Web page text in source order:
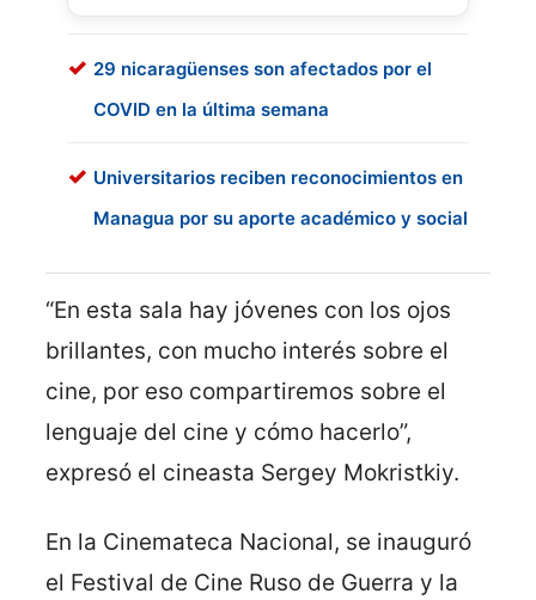
29 nicaragüenses son afectados por el
COVID en la última semana
Universitarios reciben reconocimientos en
Managua por su aporte académico y social
“En esta sala hay jóvenes con los ojos
brillantes, con mucho interés sobre el
cine, por eso compartiremos sobre el
lenguaje del cine y cómo hacerlo”,
expresó el cineasta Sergey Mokristkiy.
En la Cinemateca Nacional, se inauguró
el Festival de Cine Ruso de Guerra y la